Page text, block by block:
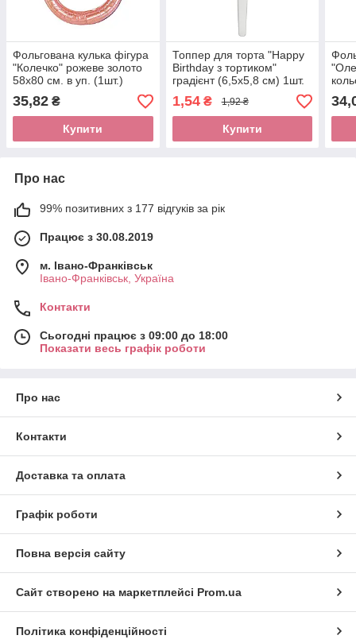
Фольгована кулька фігура
"Колечко" рожеве золото
58х80 см. в уп. (1шт.)
35,82 ₴
Купити
Топпер для торта "Happy
Birthday з тортиком"
градієнт (6,5х5,8 см) 1шт.
1,54₴ 1,92 ₴
Купити
Про нас
99% позитивних з 177 відгуків за рік
Працює з 30.08.2019
м. Івано-Франківськ
Івано-Франківськ, Україна
Контакти
Сьогодні працює з 09:00 до 18:00
Показати весь графік роботи
Про нас
Контакти
Доставка та оплата
Графік роботи
Повна версія сайту
Сайт створено на маркетплейсі Prom.ua
Політика конфіденційності